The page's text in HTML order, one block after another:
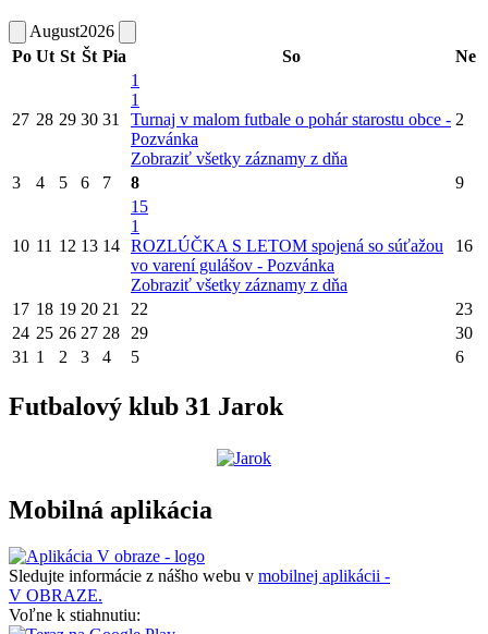
August2026
Po Ut St Št Pia So Ne
27 28 29 30 31
1
1
Turnaj v malom futbale o pohár starostu obce -
Pozvánka
Zobraziť všetky záznamy z dňa
2
3 4 5 6 7 8 9
10 11 12 13 14
15
1
ROZLÚČKA S LETOM spojená so súťažou
vo varení gulášov - Pozvánka
Zobraziť všetky záznamy z dňa
16
17 18 19 20 21 22
23
24 25 26 27 28 29
30
31 1 2 3 4 5 6
Futbalový klub 31 Jarok
Mobilná aplikácia
Sledujte informácie z nášho webu v mobilnej aplikácii -
V OBRAZE.
Voľne k stiahnutiu: